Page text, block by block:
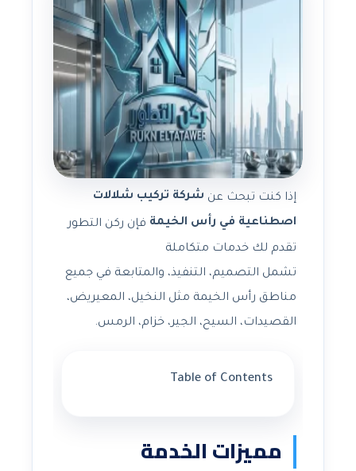
إذا كنت تبحث عن شركة تركيب شلالات
اصطناعية في رأس الخيمة فإن ركن التطور
تقدم لك خدمات متكاملة
تشمل التصميم، التنفيذ، والمتابعة في جميع
مناطق رأس الخيمة مثل النخيل، المعيريض،
القصيدات، السيح، الجير، خزام، الرمس.
Table of Contents
مميزات الخدمة